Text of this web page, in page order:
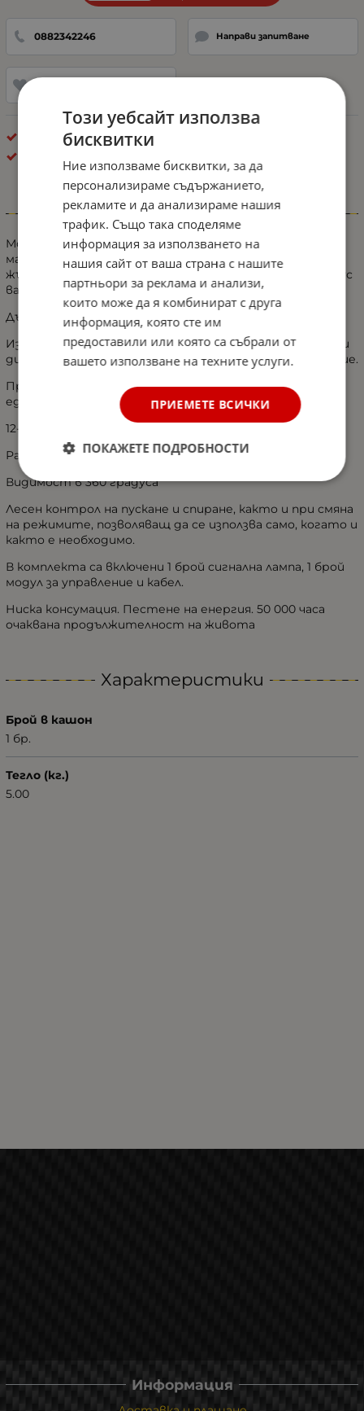
0882342246 Направи запитване
Брой в кашон: 1 бр.
Информация
Мощна аварийна сигнална лампа 98 см LED ЛЕД блиц
маяк буркан лед бар 12-24V със 16 режима на работа
жълта за пътна помощ платформа снегорин багер бус
ван и др.
Дължина 98 см
Изработена от висококачествени материали, мощни
диоди, осигуряващи огромна видимост от разстояние.
Предназначен за камиони, трактори, пътна помощ и
едрогабаритни машини.
12-24V
Разполага с 16 режима на работа.
Видимост в 360 градуса
Лесен контрол на пускане и спиране, както и при смяна
на режимите, позволяващ да се използва само, когато и
както е необходимо.
В комплекта са включени 1 брой сигнална лампа, 1 брой
модул за управление и кабел.
Ниска консумация. Пестене на енергия. 50 000 часа
очаквана продължителност на живота
Характеристики
Брой в кашон
1 бр.
Тегло (кг.)
5.00
Информация
Този уебсайт използва
бисквитки
Ние използваме бисквитки, за да
персонализираме съдържанието,
рекламите и да анализираме нашия
трафик. Също така споделяме
информация за използването на
нашия сайт от ваша страна с нашите
партньори за реклама и анализи,
които може да я комбинират с друга
информация, която сте им
предоставили или която са събрали от
вашето използване на техните услуги.
ПРИЕМЕТЕ ВСИЧКИ
ПОКАЖЕТЕ ПОДРОБНОСТИ